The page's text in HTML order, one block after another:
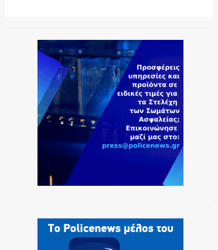
Η ΦΩΝΗ ΣΟΥ
ΟΠΛΑ/ΕΞΟΠΛΙΣΜΟΣ